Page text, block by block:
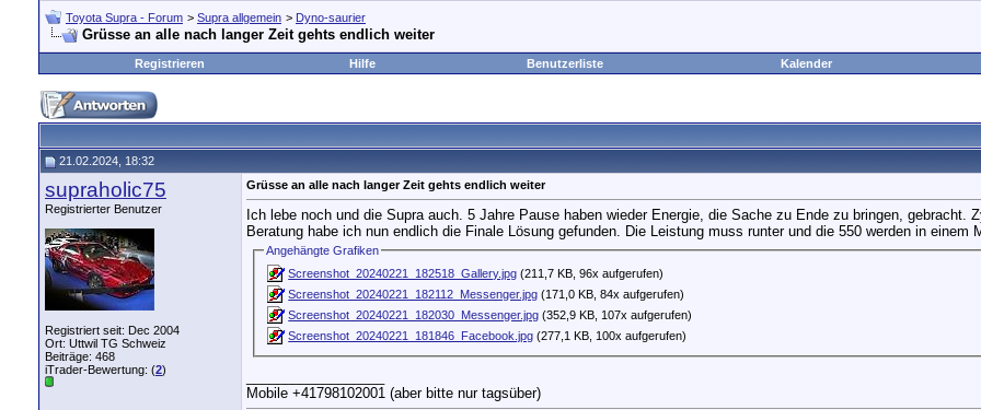
Toyota Supra - Forum > Supra allgemein > Dyno-saurier
Grüsse an alle nach langer Zeit gehts endlich weiter
Registrieren Hilfe Benutzerliste Kalender
21.02.2024, 18:32
supraholic75
Registrierter Benutzer
Registriert seit: Dec 2004
Ort: Uttwil TG Schweiz
Beiträge: 468
iTrader-Bewertung: (2)
Grüsse an alle nach langer Zeit gehts endlich weiter
Ich lebe noch und die Supra auch. 5 Jahre Pause haben wieder Energie, die Sache zu Ende zu bringen,
Beratung habe ich nun endlich die Finale Lösung gefunden. Die Leistung muss runter und die 550 werden in
Angehängte Grafiken
Screenshot_20240221_182518_Gallery.jpg (211,7 KB, 96x aufgerufen)
Screenshot_20240221_182112_Messenger.jpg (171,0 KB, 84x aufgerufen)
Screenshot_20240221_182030_Messenger.jpg (352,9 KB, 107x aufgerufen)
Screenshot_20240221_181846_Facebook.jpg (277,1 KB, 100x aufgerufen)
Mobile +41798102001 (aber bitte nur tagsüber)